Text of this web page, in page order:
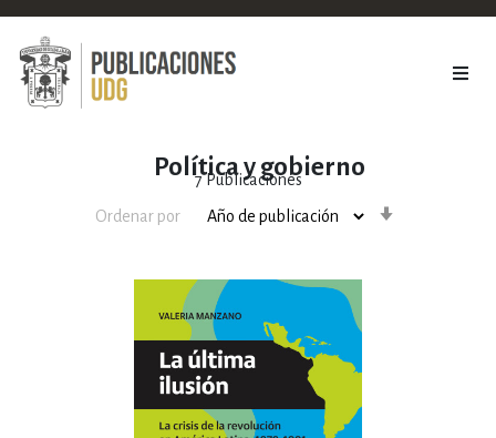
Política y gobierno
7Publicaciones
Ordenar por